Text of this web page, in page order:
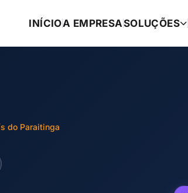
INÍCIOA EMPRESASOLUÇÕES
do Paraitinga